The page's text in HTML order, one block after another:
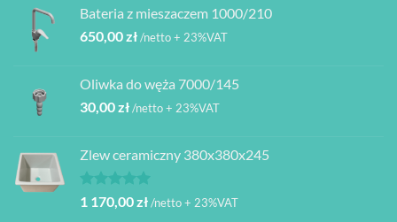
Bateria z mieszaczem 1000/210
650,00zł/netto + 23%VAT
Oliwka do węża 7000/145
30,00zł/netto + 23%VAT
Zlew ceramiczny 380x380x245
Oceniono
na 5
1 170,00zł/netto + 23%VAT